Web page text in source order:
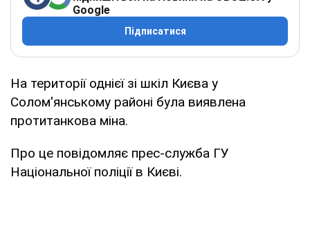
Google
Підписатися
На території однієї зі шкіл Києва у
Солом'янському районі була виявлена
протитанкова міна.
Про це повідомляє прес-служба ГУ
Національної поліції в Києві.